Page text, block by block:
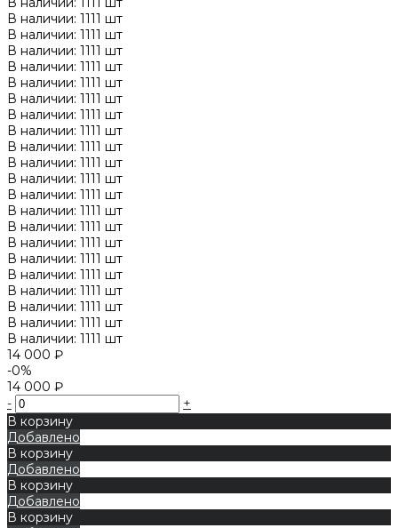
В наличии: 1111 шт
В наличии: 1111 шт
В наличии: 1111 шт
В наличии: 1111 шт
В наличии: 1111 шт
В наличии: 1111 шт
В наличии: 1111 шт
В наличии: 1111 шт
В наличии: 1111 шт
В наличии: 1111 шт
В наличии: 1111 шт
В наличии: 1111 шт
В наличии: 1111 шт
В наличии: 1111 шт
В наличии: 1111 шт
В наличии: 1111 шт
В наличии: 1111 шт
В наличии: 1111 шт
В наличии: 1111 шт
В наличии: 1111 шт
В наличии: 1111 шт
14 000 ₽
-0%
14 000 ₽
-
+
В корзину
Добавлено
В корзину
Добавлено
В корзину
Добавлено
В корзину